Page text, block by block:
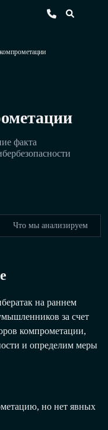
факта
Что мы анализируем
на раннем
за счет
компрометации,
и определим меры
но нет явных